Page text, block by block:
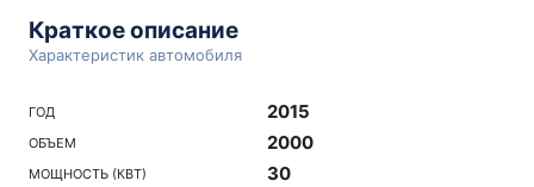
Краткое описание
Характеристик автомобиля
ГОД 2015
ОБЪЕМ 2000
МОЩНОСТЬ (КВТ) 30